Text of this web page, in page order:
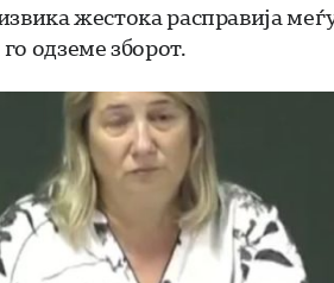
жестока расправија
одземе зборот.